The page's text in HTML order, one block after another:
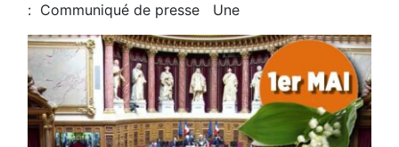
: Communiqué de presse Une